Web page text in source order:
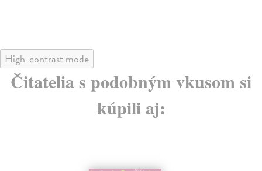
High-contrast mode
Čitatelia s podobným vkusom si
kúpili aj: